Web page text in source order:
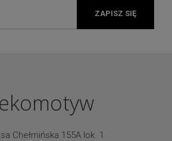
ZAPISZ SIĘ
Chełmińska 155A lok. 1